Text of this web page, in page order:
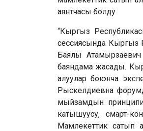
аянтчасы болду.
“Кыргыз
сессиясында Кыргыз
Баялы
баяндама жасады.
алуулар боюнча
Рыскелдиевна
мыйзамдын
катышуусу, смарт-
Мамлекеттик сатып